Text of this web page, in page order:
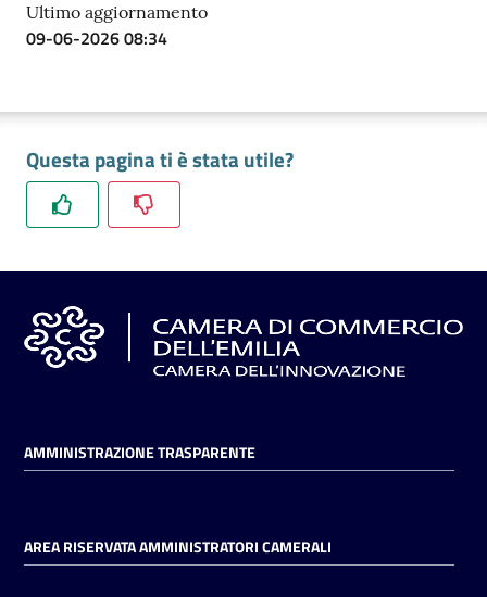
Ultimo aggiornamento
09-06-2026 08:34
Questa pagina ti è stata utile?
AMMINISTRAZIONE TRASPARENTE
AREA RISERVATA AMMINISTRATORI CAMERALI